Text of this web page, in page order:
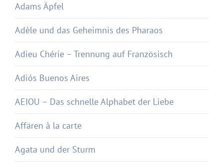
Adams Äpfel
Adèle und das Geheimnis des Pharaos
Adieu Chérie – Trennung auf Französisch
Adiós Buenos Aires
AEIOU – Das schnelle Alphabet der Liebe
Affären à la carte
Agata und der Sturm